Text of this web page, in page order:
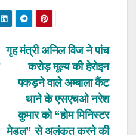
गृह मंत्री अनिल विज ने पांच
करोड़ मूल्य की हेरोइन
पकड़ने वाले अम्बाला कैंट
थाने के एसएचओ नरेश
कुमार को “होम मिनिस्टर
मेडल” से अलंकृत करने की